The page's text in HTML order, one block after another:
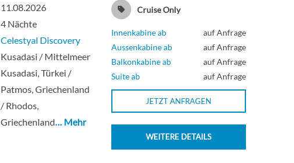
11.08.2026
4 Nächte
Celestyal Discovery
Kusadasi / Mittelmeer
Kusadasi, Türkei /
Patmos, Griechenland
/ Rhodos,
Griechenland… Mehr
Cruise Only
Innenkabine ab
auf Anfrage
Aussenkabine ab
auf Anfrage
Balkonkabine ab
auf Anfrage
Suite ab
auf Anfrage
JETZT ANFRAGEN
WEITERE DETAILS